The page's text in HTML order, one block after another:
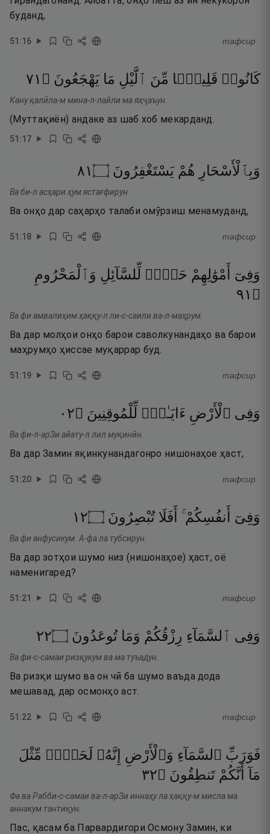
буданд,
51:16 тафсир
كَانُوا۟ قَلِيلًۭا مِّنَ ٱلَّيْلِ مَا يَهْجَعُونَ ۝ ١٧
Кану қалӣла-м мина-л-лайли ма яҳҷаъун.
(Муттақиён) андаке аз шаб хоб мекарданд.
51:17
وَبِٱلْأَسْحَارِ هُمْ يَسْتَغْفِرُونَ ۝١٨
Ва би-л асҳари ҳум ястағфирун.
Ва онҳо дар саҳарҳо талаби омӯрзиш менамуданд,
51:18 тафсир
وَفِىٓ أَمْوَٰلِهِمْ حَقٌّۭ لِّلسَّآئِلِ وَٱلْمَحْرُومِ
۝ ١٩
Ва фи амвалиҳим ҳаққу-л ли-с-саили ва-л-маҳрум.
Ва дар молҳои онҳо барои саволкунандаҳо ва барои
маҳрумҳо ҳиссае муқаррар буд.
51:19 тафсир
وَفِى ٱلْأَرْضِ ءَايَـٰتٌۭ لِّلْمُوقِنِينَ ۝٢٠
Ва фи-л-арЗи айату-л лил муқинӣн.
Ва дар Замин яқинкунандагонро нишонаҳое ҳаст,
51:20 тафсир
وَفِىٓ أَنفُسِكُمْ ۚ أَفَلَا تُبْصِرُونَ ۝٢١
Ва фи анфусикум. А-фа ла тубсирун.
Ва дар зотҳои шумо низ (нишонаҳое) ҳаст, оё
наменигаред?
51:21 тафсир
وَفِى ٱلسَّمَآءِ رِزْقُكُمْ وَمَا تُوعَدُونَ ۝٢٢
Ва фи-с-самаи ризқукум ва ма туъадун.
Ва ризқи шумо ва он чӣ ба шумо ваъда дода
мешавад, дар осмонҳо аст.
51:22 тафсир
فَوَرَبِّ ٱلسَّمَآءِ وَٱلْأَرْضِ إِنَّهُۥ لَحَقٌّۭ مِّثْلَ
مَآ أَنَّكُمْ تَنطِقُونَ ۝٢٣
Фа ва Рабби-с-самаи ва-л-арЗи иннаҳу ла ҳаққу-м мисла ма
аннакум тантиқун.
Пас, қасам ба Парвардигори Осмону Замин, ки